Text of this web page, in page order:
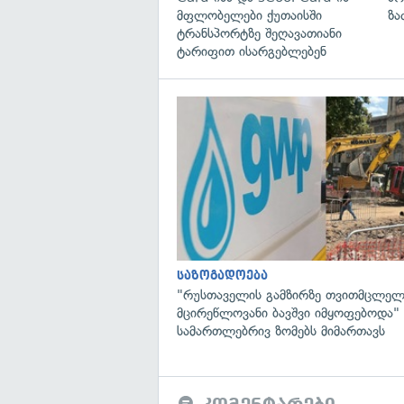
მფლობელები ქუთაისში
ტრანსპორტზე შეღავათიანი
ტარიფით ისარგებლებენ
საზოგადოება
"რუსთაველის გამზირზე
მცირეწლოვანი ბავშვი
სამართლებრივ ზომებს მიმართავს